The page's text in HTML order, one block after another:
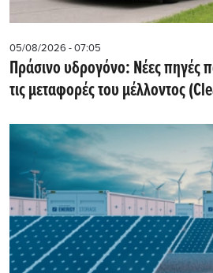
05/08/2026 - 07:05
Πράσινο υδρογόνο: Νέες πηγές
τις μεταφορές του μέλλοντος